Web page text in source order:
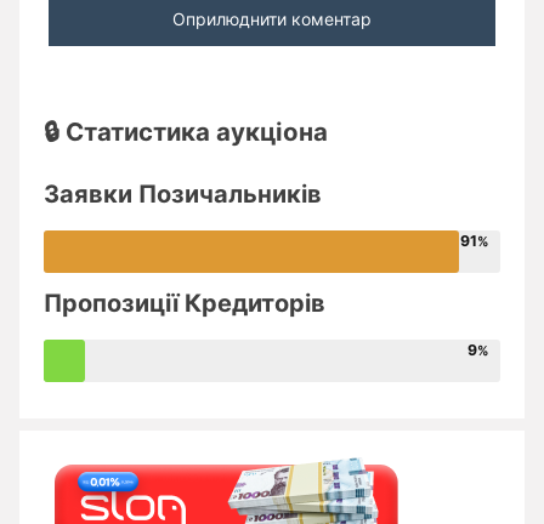
🔒 Статистика аукціона
Заявки Позичальників
91
Пропозиції Кредиторів
9